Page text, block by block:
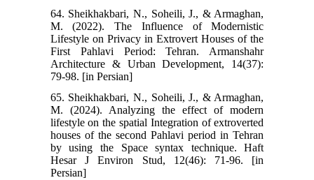
64. Sheikhakbari, N., Soheili, J., & Armaghan,
M. (2022). The Influence of Modernistic
Lifestyle on Privacy in Extrovert Houses of the
First Pahlavi Period: Tehran. Armanshahr
Architecture & Urban Development, 14(37):
79-98. [in Persian]
65. Sheikhakbari, N., Soheili, J., & Armaghan,
M. (2024). Analyzing the effect of modern
lifestyle on the spatial Integration of extroverted
houses of the second Pahlavi period in Tehran
by using the Space syntax technique. Haft
Hesar J Environ Stud, 12(46): 71-96. [in
Persian]